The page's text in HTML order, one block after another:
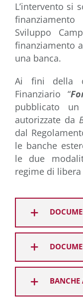
L’intervento si
Sviluppo
finanziamento
una banca.
Ai fini della
Finanziario “
pubblicato
autorizzate da
dal
le banche
le due
regime di libera
BANCHE